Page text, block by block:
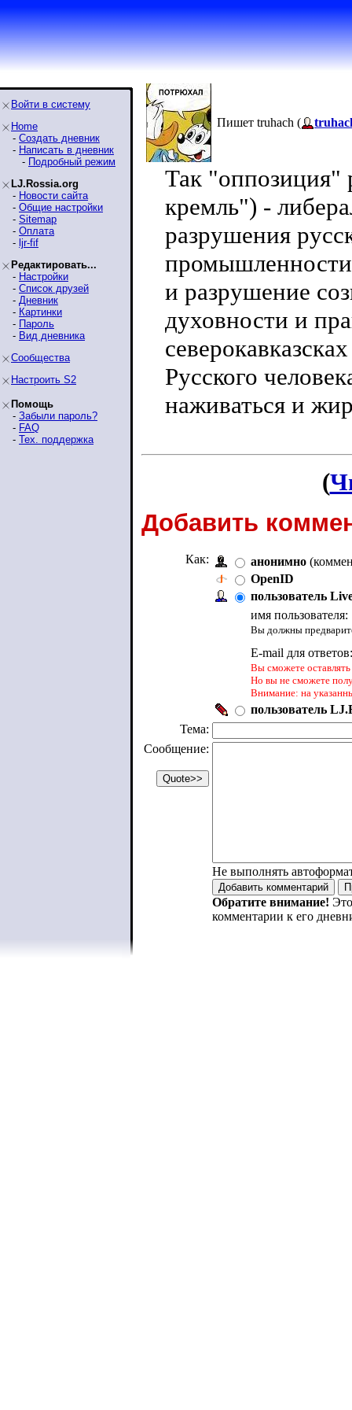
Войти в систему
Home
- Создать дневник
- Написать в дневник
- Подробный режим
LJ.Rossia.org
- Новости сайта
- Общие настройки
- Sitemap
- Оплата
- ljr-fif
Редактировать...
- Настройки
- Список друзей
- Дневник
- Картинки
- Пароль
- Вид дневника
Сообщества
Настроить S2
Помощь
- Забыли пароль?
- FAQ
- Тех. поддержка
Пишет truhach (
Так "оппозиция"
кремль") -
разрушения
промышленности
и разрушение
духовности и
Русского
наживаться и
(
Добавить
Как: анонимно
OpenID
пользователь
имя пользователя:
Вы должны
E-mail для
Вы сможете
Но вы не сможете
Внимание: на
пользователь
Тема:
Сообщение:
Не выполнять
Обратите внимание!
комментарии к его